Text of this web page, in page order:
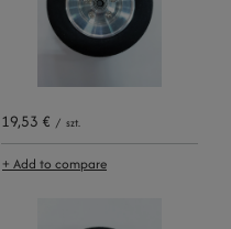
19,53 € / szt.
+ Add to compare